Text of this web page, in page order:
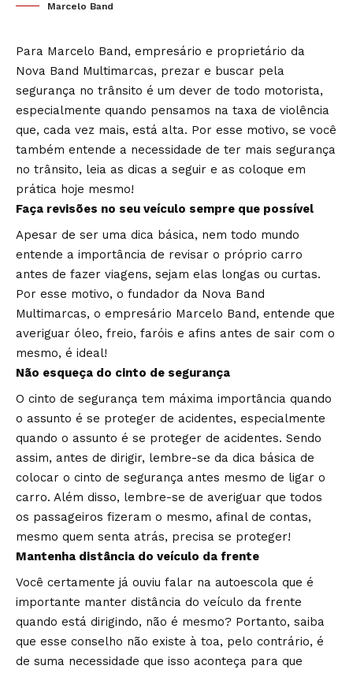
Marcelo Band
Para Marcelo Band, empresário e proprietário da
Nova Band Multimarcas, prezar e buscar pela
segurança no trânsito é um dever de todo motorista,
especialmente quando pensamos na taxa de violência
que, cada vez mais, está alta. Por esse motivo, se você
também entende a necessidade de ter mais segurança
no trânsito, leia as dicas a seguir e as coloque em
prática hoje mesmo!
Faça revisões no seu veículo sempre que possível
Apesar de ser uma dica básica, nem todo mundo
entende a importância de revisar o próprio carro
antes de fazer viagens, sejam elas longas ou curtas.
Por esse motivo, o fundador da Nova Band
Multimarcas, o empresário Marcelo Band, entende que
averiguar óleo, freio, faróis e afins antes de sair com o
mesmo, é ideal!
Não esqueça do cinto de segurança
O cinto de segurança tem máxima importância quando
o assunto é se proteger de acidentes, especialmente
quando o assunto é se proteger de acidentes. Sendo
assim, antes de dirigir, lembre-se da dica básica de
colocar o cinto de segurança antes mesmo de ligar o
carro. Além disso, lembre-se de averiguar que todos
os passageiros fizeram o mesmo, afinal de contas,
mesmo quem senta atrás, precisa se proteger!
Mantenha distância do veículo da frente
Você certamente já ouviu falar na autoescola que é
importante manter distância do veículo da frente
quando está dirigindo, não é mesmo? Portanto, saiba
que esse conselho não existe à toa, pelo contrário, é
de suma necessidade que isso aconteça para que